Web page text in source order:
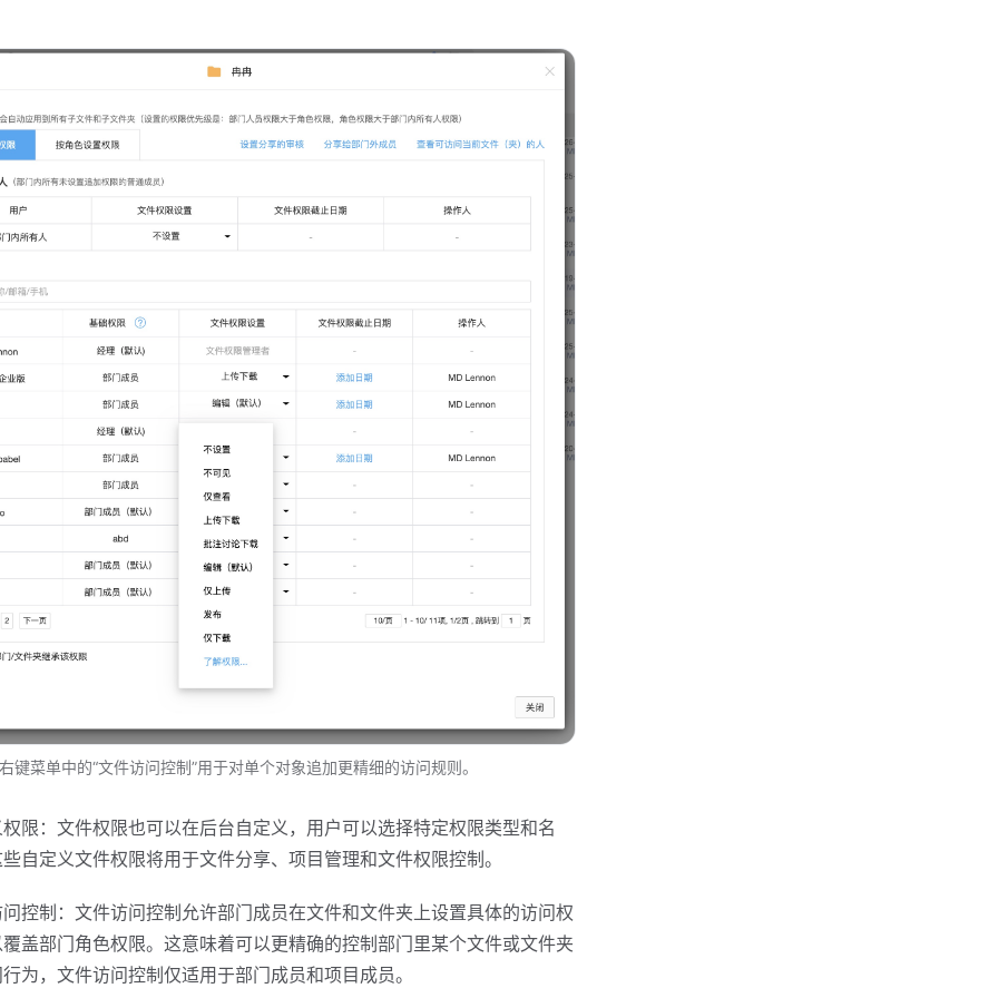
键菜单中的“文件访问控制”用于对单个对象追加更精细的访问规则。
限：文件权限也可以在后台自定义，用户可以选择特定权限类型和名
自定义文件权限将用于文件分享、项目管理和文件权限控制。
控制：文件访问控制允许部门成员在文件和文件夹上设置具体的访问权
盖部门角色权限。这意味着可以更精确的控制部门里某个文件或文件夹
为，文件访问控制仅适用于部门成员和项目成员。